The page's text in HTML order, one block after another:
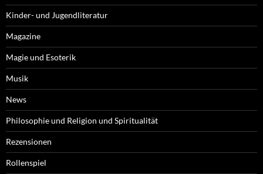
Kinder- und Jugendliteratur
Magazine
Magie und Esoterik
Musik
News
Philosophie und Religion und Spiritualität
Rezensionen
Rollenspiel